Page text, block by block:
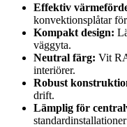
Effektiv
konvektionsplåtar
Kompakt design:
väggyta.
Neutral färg: Vit
interiörer.
Robust
drift.
Lämplig för